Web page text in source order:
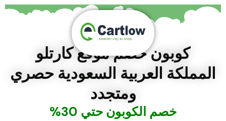
تخطي
كوبون خصم موقع كارتلو
المملكة العربية السعودية حصري
ومتجدد
خصم الكوبون حتي 30%